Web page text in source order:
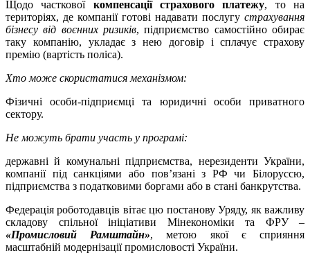
Щодо часткової компенсації страхового платежу, то на
територіях, де компанії готові надавати послугу страхування
бізнесу від воєнних ризиків, підприємство самостійно обирає
таку компанію, укладає з нею договір і сплачує страхову
премію (вартість поліса).
Хто може скористатися механізмом:
Фізичні особи-підприємці та юридичні особи приватного
сектору.
Не можуть брати участь у програмі:
державні й комунальні підприємства, нерезиденти України,
компанії під санкціями або пов’язані з РФ чи Білоруссю,
підприємства з податковими боргами або в стані банкрутства.
Федерація роботодавців вітає цю постанову Уряду, як важливу
складову спільної ініціативи Мінекономіки та ФРУ –
«Промисловий Рамштайн», метою якої є сприяння
масштабній модернізації промисловості України.